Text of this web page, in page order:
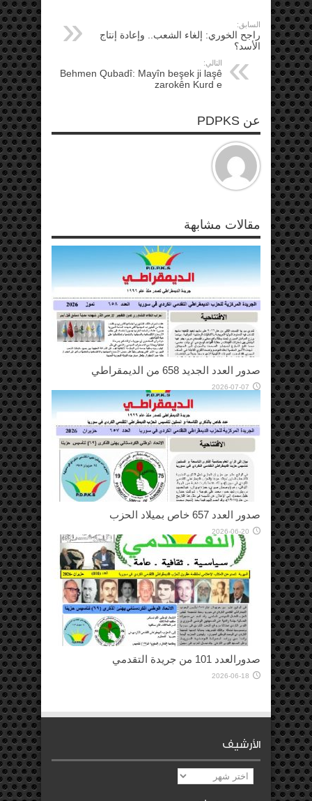
السابق:
راجح الخوري: إلغاء الشعب.. وإعادة إنتاج
الأسد؟
التالي:
Behmen Qubadî: Mayîn beşek ji laşê
zarokên Kurd e
عن PDPKS
مقالات مشابهة
صدور العدد الجديد 658 من الديمقراطي
2026-07-07
صدور العدد 657 خاص بميلاد الحزب
2026-06-20
صدورالعدد 101 من جريدة التقدمي
2026-06-18
الأرشيف
الأرشيف